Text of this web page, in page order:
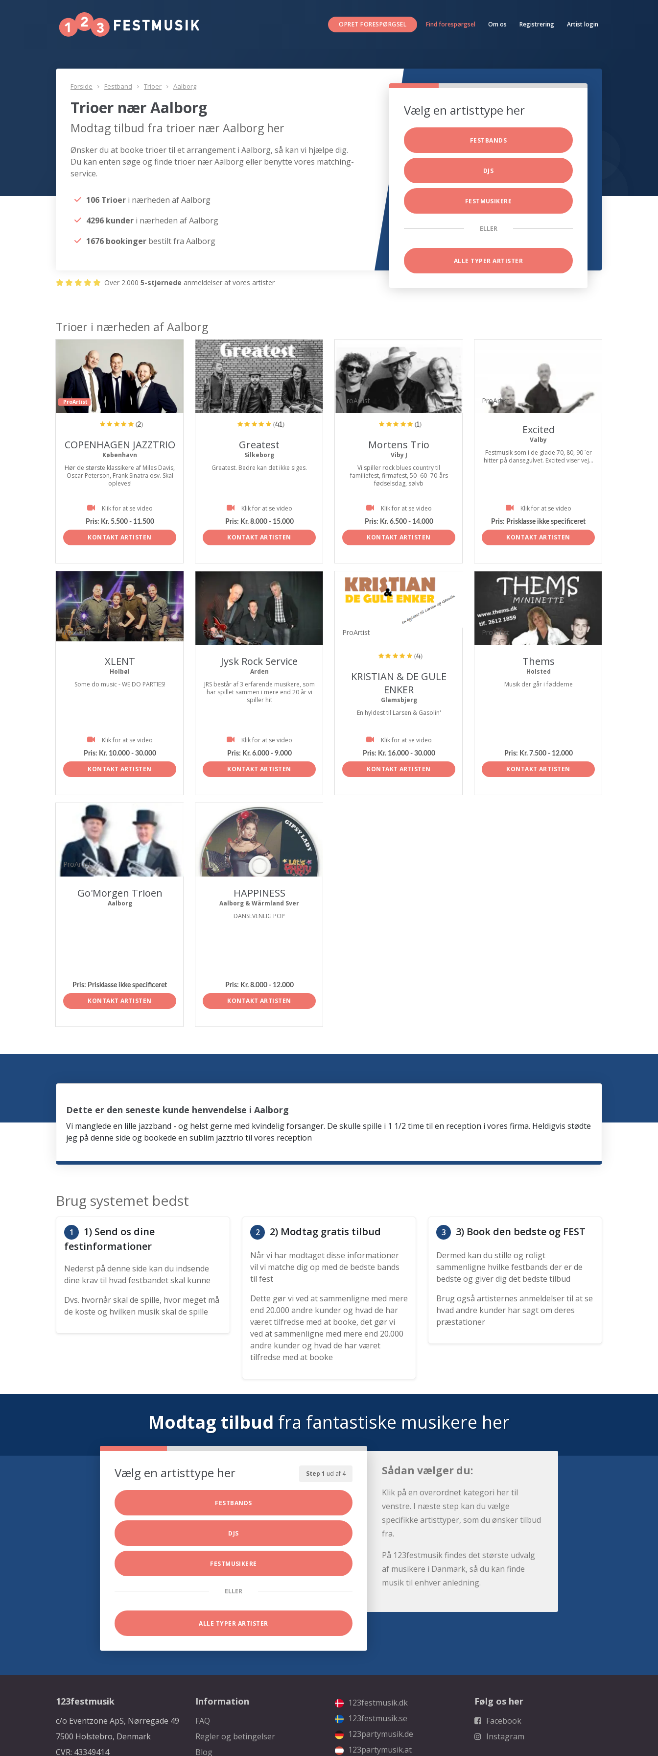
OPRET FORESPØRGSEL Find forespørgsel Om os Registrering Artist login
Forside Festband Trioer Aalborg
Trioer nær Aalborg
Modtag tilbud fra trioer nær Aalborg her
Ønsker du at booke trioer til et arrangement i Aalborg, så kan vi hjælpe dig.
Du kan enten søge og finde trioer nær Aalborg eller benytte vores matching-
service.
106 Trioer i nærheden af Aalborg
4296 kunder i nærheden af Aalborg
1676 bookinger bestilt fra Aalborg
Vælg en artisttype her
FESTBANDS
DJS
FESTMUSIKERE
ELLER
ALLE TYPER ARTISTER
Over 2.000 5-stjernede anmeldelser af vores artister
Trioer i nærheden af Aalborg
ProArtist
(2)
COPENHAGEN JAZZTRIO
København
Hør de største klassikere af Miles Davis,
Oscar Peterson, Frank Sinatra osv. Skal
opleves!
Klik for at se video
Pris: Kr. 5.500 - 11.500
KONTAKT ARTISTEN
ProArtist
(41)
Greatest
Silkeborg
Greatest. Bedre kan det ikke siges.
Klik for at se video
Pris: Kr. 8.000 - 15.000
KONTAKT ARTISTEN
ProArtist
(1)
Mortens Trio
Viby J
Vi spiller rock blues country til
familiefest, firmafest, 50- 60- 70-års
fødselsdag, sølvb
Klik for at se video
Pris: Kr. 6.500 - 14.000
KONTAKT ARTISTEN
ProArtist
Excited
Valby
Festmusik som i de glade 70, 80, 90 ´er
hitter på dansegulvet. Excited viser vej...
Klik for at se video
Pris: Prisklasse ikke specificeret
KONTAKT ARTISTEN
ProArtist
XLENT
Holbøl
Some do music - WE DO PARTIES!
Klik for at se video
Pris: Kr. 10.000 - 30.000
KONTAKT ARTISTEN
ProArtist
Jysk Rock Service
Arden
JRS består af 3 erfarende musikere, som
har spillet sammen i mere end 20 år vi
spiller hit
Klik for at se video
Pris: Kr. 6.000 - 9.000
KONTAKT ARTISTEN
ProArtist
(4)
KRISTIAN & DE GULE
ENKER
Glamsbjerg
En hyldest til Larsen & Gasolin'
Klik for at se video
Pris: Kr. 16.000 - 30.000
KONTAKT ARTISTEN
ProArtist
Thems
Holsted
Musik der går i fødderne
Pris: Kr. 7.500 - 12.000
KONTAKT ARTISTEN
ProArtist
Go'Morgen Trioen
Aalborg
Pris: Prisklasse ikke specificeret
KONTAKT ARTISTEN
ProArtist
HAPPINESS
Aalborg & Wärmland Sver
DANSEVENLIG POP
Pris: Kr. 8.000 - 12.000
KONTAKT ARTISTEN
Dette er den seneste kunde henvendelse i Aalborg
Vi manglede en lille jazzband - og helst gerne med kvindelig forsanger. De skulle spille i 1 1/2 time til en reception i vores firma. Heldigvis stødte
jeg på denne side og bookede en sublim jazztrio til vores reception
Brug systemet bedst
1
1) Send os dine
festinformationer
Nederst på denne side kan du indsende
dine krav til hvad festbandet skal kunne
Dvs. hvornår skal de spille, hvor meget må
de koste og hvilken musik skal de spille
2 2) Modtag gratis tilbud
Når vi har modtaget disse informationer
vil vi matche dig op med de bedste bands
til fest
Dette gør vi ved at sammenligne med mere
end 20.000 andre kunder og hvad de har
været tilfredse med at booke, det gør vi
ved at sammenligne med mere end 20.000
andre kunder og hvad de har været
tilfredse med at booke
3 3) Book den bedste og FEST
Dermed kan du stille og roligt
sammenligne hvilke festbands der er de
bedste og giver dig det bedste tilbud
Brug også artisternes anmeldelser til at se
hvad andre kunder har sagt om deres
præstationer
Modtag tilbud fra fantastiske musikere her
Step 1 ud af 4
Vælg en artisttype her
FESTBANDS
DJS
FESTMUSIKERE
ELLER
ALLE TYPER ARTISTER
Sådan vælger du:
Klik på en overordnet kategori her til
venstre. I næste step kan du vælge
specifikke artisttyper, som du ønsker tilbud
fra.
På 123festmusik findes det største udvalg
af musikere i Danmark, så du kan finde
musik til enhver anledning.
123festmusik
c/o Eventzone ApS, Nørregade 49
7500 Holstebro, Denmark
CVR: 43349414
Information
FAQ
Regler og betingelser
Blog
123festmusik.dk
123festmusik.se
123partymusik.de
123partymusik.at
Følg os her
Facebook
Instagram